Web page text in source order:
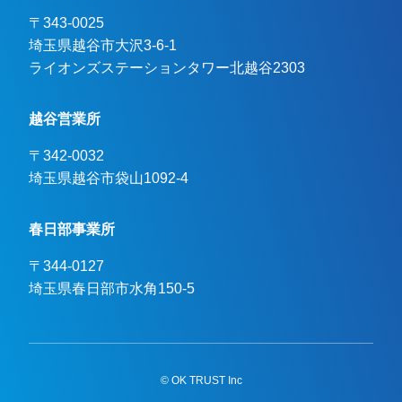
〒343-0025
埼玉県越谷市大沢3-6-1
ライオンズステーションタワー北越谷2303
越谷営業所
〒342-0032
埼玉県越谷市袋山1092-4
春日部事業所
〒344-0127
埼玉県春日部市水角150-5
© OK TRUST Inc